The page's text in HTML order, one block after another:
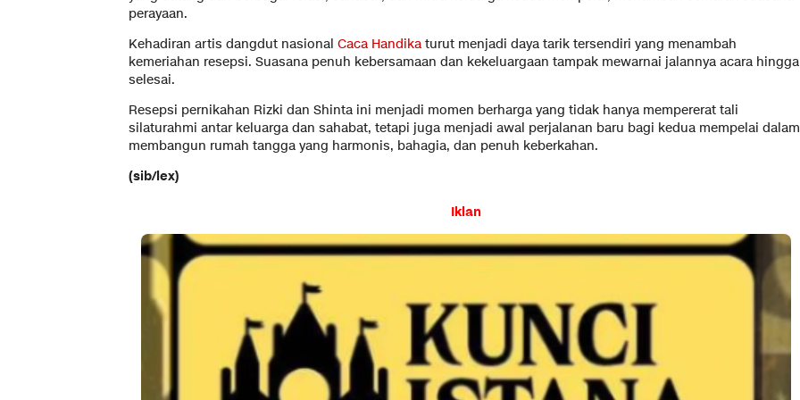
perayaan.
Kehadiran artis dangdut nasional Caca Handika turut menjadi daya tarik tersendiri yang menambah
kemeriahan resepsi. Suasana penuh kebersamaan dan kekeluargaan tampak mewarnai jalannya acara hingga
selesai.
Resepsi pernikahan Rizki dan Shinta ini menjadi momen berharga yang tidak hanya mempererat tali
silaturahmi antar keluarga dan sahabat, tetapi juga menjadi awal perjalanan baru bagi kedua mempelai dalam
membangun rumah tangga yang harmonis, bahagia, dan penuh keberkahan.
(sib/lex)
Iklan